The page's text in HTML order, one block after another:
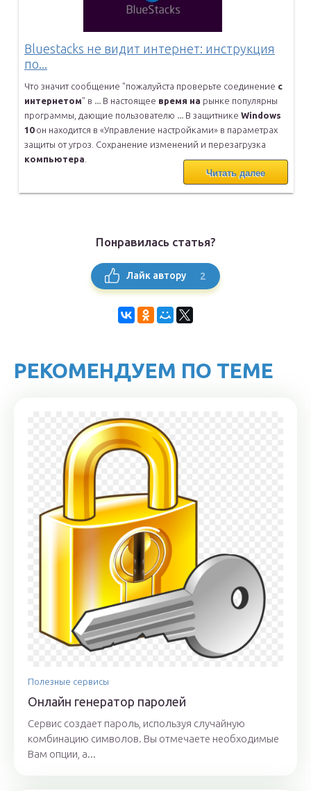
Bluestacks не видит интернет: инструкция
по...
Что значит сообщение "пожалуйста проверьте соединение с
интернетом" в ... В настоящее время на рынке популярны
программы, дающие пользователю ... В защитнике Windows
10он находится в «Управление настройками» в параметрах
защиты от угроз. Сохранение изменений и перезагрузка
компьютера
Читать далее
Понравилась статья?
Лайк автору 2
РЕКОМЕНДУЕМ ПО ТЕМЕ
Полезные сервисы
Онлайн генератор паролей
Сервис создает пароль, используя случайную
комбинацию символов. Вы отмечаете необходимые
Вам опции, а...